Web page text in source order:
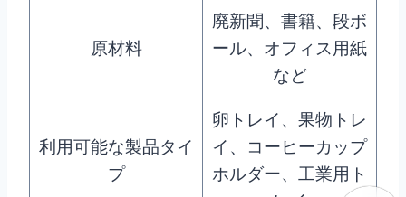
原材料
廃新聞、書籍、段ボ
ール、オフィス用紙
など
利用可能な製品タイ
プ
卵トレイ、果物トレ
イ、コーヒーカップ
ホルダー、工業用ト